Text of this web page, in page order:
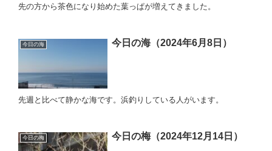
先の方から茶色になり始めた葉っぱが増えてきました。
今日の海 今日の海（2024年6月8日）
先週と比べて静かな海です。浜釣りしている人がいます。
今日の梅 今日の梅（2024年12月14日）